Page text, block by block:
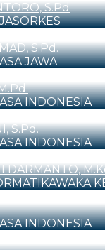
S.Pd
S.Pd.
JAWA
INDONESIA
S.Pd.
INDONESIA
DARMANTO,
INDONESIA